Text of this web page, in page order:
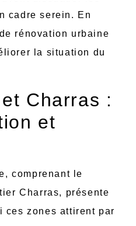
cadre serein. En
rénovation urbaine
la situation du
Charras :
et
comprenant le
Charras, présente
ces zones attirent par